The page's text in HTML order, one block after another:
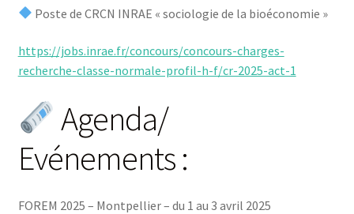
Poste de CRCN INRAE « sociologie de la bioéconomie »
https://jobs.inrae.fr/concours/concours-charges-
recherche-classe-normale-profil-h-f/cr-2025-act-1
Agenda/
Evénements :
FOREM 2025 – Montpellier – du 1 au 3 avril 2025